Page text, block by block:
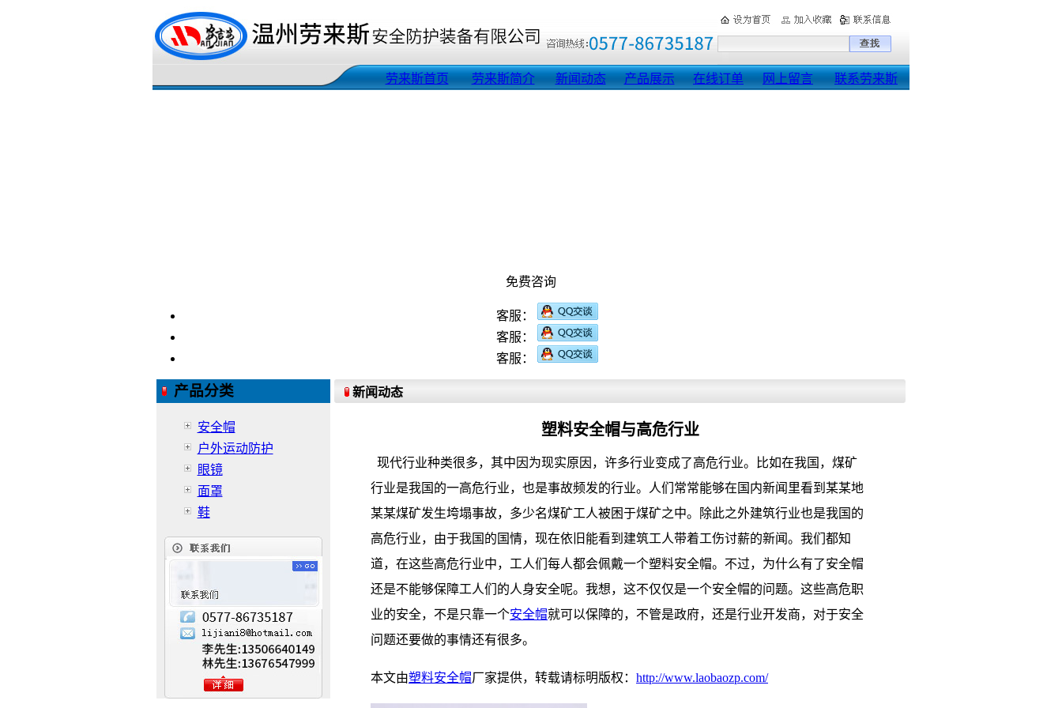
劳来斯首页 劳来斯简介 新闻动态 产品展示 在线订单 网上留言 联系劳来斯
免费咨询
客服：
客服：
客服：
产品分类
安全帽
户外运动防护
眼镜
面罩
鞋
新闻动态
塑料安全帽与高危行业
现代行业种类很多，其中因为现实原因，许多行业变成了高危行业。比如在我国，煤矿
行业是我国的一高危行业，也是事故频发的行业。人们常常能够在国内新闻里看到某某地
某某煤矿发生垮塌事故，多少名煤矿工人被困于煤矿之中。除此之外建筑行业也是我国的
高危行业，由于我国的国情，现在依旧能看到建筑工人带着工伤讨薪的新闻。我们都知
道，在这些高危行业中，工人们每人都会佩戴一个塑料安全帽。不过，为什么有了安全帽
还是不能够保障工人们的人身安全呢。我想，这不仅仅是一个安全帽的问题。这些高危职
业的安全，不是只靠一个安全帽就可以保障的，不管是政府，还是行业开发商，对于安全
问题还要做的事情还有很多。
本文由塑料安全帽厂家提供，转载请标明版权： http://www.laobaozp.com/